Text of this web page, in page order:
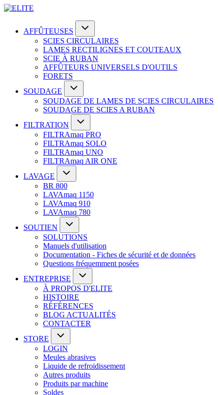
AFFÛTEUSES
SCIES CIRCULAIRES
LAMES RECTILIGNES ET COUTEAUX
SCIE À RUBAN
AFFÛTEURS UNIVERSELS D'OUTILS
FORETS
SOUDAGE
SOUDAGE DE LAMES DE SCIES CIRCULAIRES
SOUDAGE DE SCIES A RUBAN
FILTRATION
FILTRAmaq PRO
FILTRAmaq SOLO
FILTRAmaq UNO
FILTRAmaq AIR ONE
LAVAGE
BR 800
LAVAmaq 1150
LAVAmaq 910
LAVAmaq 780
SOUTIEN
SOLUTIONS
Manuels d'utilisation
Documentation - Fiches de sécurité et de données
Questions fréquemment posées
ENTREPRISE
À PROPOS D'ELITE
HISTOIRE
RÉFÉRENCES
BLOG ACTUALITÉS
CONTACTER
STORE
LOGIN
Meules abrasives
Liquide de refroidissement
Autres produits
Produits par machine
Soldes